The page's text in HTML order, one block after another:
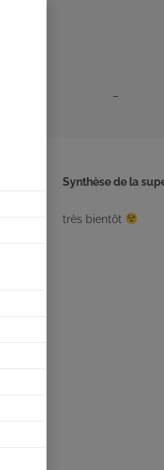
–
Synthèse de la
très bientôt